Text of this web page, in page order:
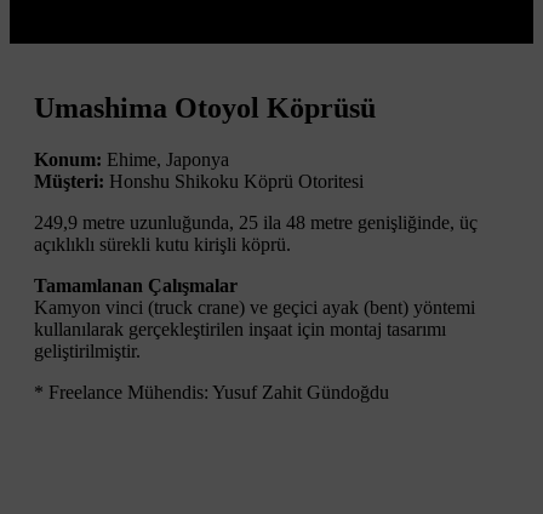
Umashima Otoyol Köprüsü
Konum: Ehime, Japonya
Müşteri: Honshu Shikoku Köprü Otoritesi
249,9 metre uzunluğunda, 25 ila 48 metre genişliğinde, üç
açıklıklı sürekli kutu kirişli köprü.
Tamamlanan Çalışmalar
Kamyon vinci (truck crane) ve geçici ayak (bent) yöntemi
kullanılarak gerçekleştirilen inşaat için montaj tasarımı
geliştirilmiştir.
* Freelance Mühendis: Yusuf Zahit Gündoğdu